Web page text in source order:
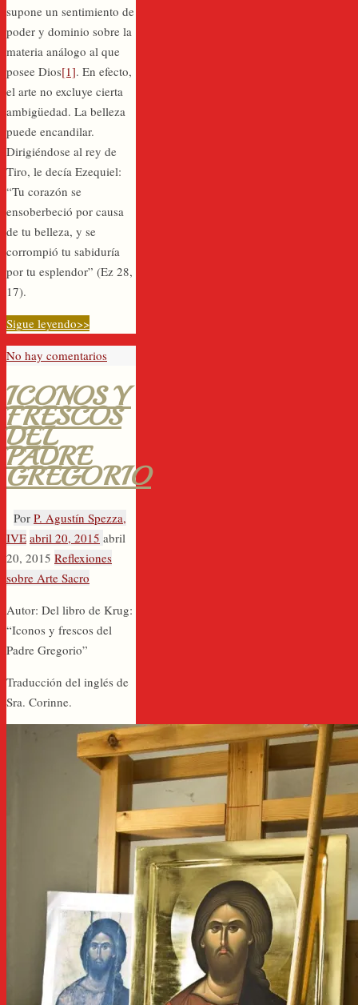
supone un sentimiento de
poder y dominio sobre la
materia análogo al que
posee Dios[1]. En efecto,
el arte no excluye cierta
ambigüedad. La belleza
puede encandilar.
Dirigiéndose al rey de
Tiro, le decía Ezequiel:
“Tu corazón se
ensoberbeció por causa
de tu belleza, y se
corrompió tu sabiduría
por tu esplendor” (Ez 28,
17).
Sigue leyendo>>
No hay comentarios
ICONOS Y
FRESCOS
DEL
PADRE
GREGORIO
Por P. Agustín Spezza,
IVE abril 20, 2015 abril
20, 2015 Reflexiones
sobre Arte Sacro
Autor: Del libro de Krug:
“Iconos y frescos del
Padre Gregorio”
Traducción del inglés de
Sra. Corinne.